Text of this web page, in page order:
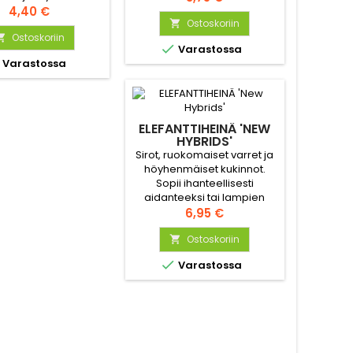
liilan, kirsikan
sävyissä. Jotkut
ovat yksivärisiä ja
kaksivärisiä.
Hinta
4,40 €
Ostoskoriin
Varastossa
kasvutapa, sopii mainiosti
kukkapenkin taustalle.
 Ostoskoriin
 Varastossa
ELEFANTTIHEINÄ 'NEW
HYBRIDS'
Sirot, ruokomaiset varret ja
höyhenmäiset kukinnot.
Sopii ihanteellisesti
aidanteeksi tai lampien
istutuksiin. Korkeus 90-250
cm.
Hinta
6,95 €
 Ostoskoriin
 Varastossa